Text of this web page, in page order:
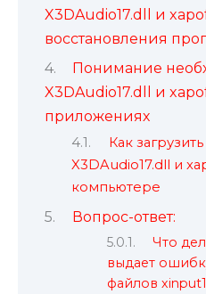
X3DAudio17.dll и
восстановления
Понимание
X3DAudio17.dll и
приложениях
Как
X3DAudio17.dll и
компьютере
Вопрос-ответ:
Что
выдает
файлов